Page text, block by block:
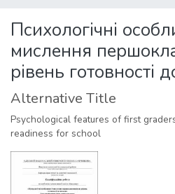
Statistics
Психологічні
мислення
рівень готовності
Alternative Title
Psychological features of first
readiness for school